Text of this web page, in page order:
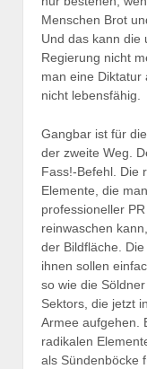
Menschen Brot
Und das kann die
Regierung nicht
man eine Diktatur
nicht lebensfähig.
Gangbar ist für
der zweite Weg.
Fass!-Befehl. Die
Elemente, die
professioneller
reinwaschen
der Bildfläche.
ihnen sollen
so wie die
Sektors, die jetzt
Armee aufgehen.
radikalen
als Sündenböcke